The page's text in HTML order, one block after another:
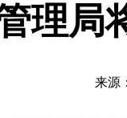
理局
来源